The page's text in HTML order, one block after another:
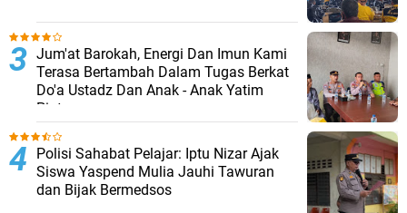
Jum'at Barokah, Energi Dan Imun Kami
Terasa Bertambah Dalam Tugas Berkat
Do'a Ustadz Dan Anak - Anak Yatim
Piatu
Polisi Sahabat Pelajar: Iptu Nizar Ajak
Siswa Yaspend Mulia Jauhi Tawuran
dan Bijak Bermedsos